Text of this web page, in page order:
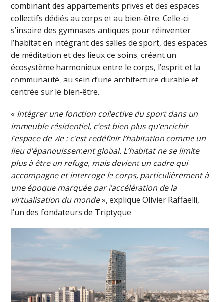
combinant des appartements privés et des espaces
collectifs dédiés au corps et au bien-être. Celle-ci
s’inspire des gymnases antiques pour réinventer
l’habitat en intégrant des salles de sport, des espaces
de méditation et des lieux de soins, créant un
écosystème harmonieux entre le corps, l’esprit et la
communauté, au sein d’une architecture durable et
centrée sur le bien-être.
« Intégrer une fonction collective du sport dans un
immeuble résidentiel, c’est bien plus qu’enrichir
l’espace de vie : c’est redéfinir l’habitation comme un
lieu d’épanouissement global. L’habitat ne se limite
plus à être un refuge, mais devient un cadre qui
accompagne et interroge le corps, particulièrement à
une époque marquée par l’accélération de la
virtualisation du monde», explique Olivier Raffaelli,
l’un des fondateurs de Triptyque